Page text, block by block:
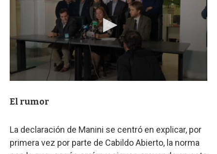
El rumor
La declaración de Manini se centró en explicar, por
primera vez por parte de Cabildo Abierto, la norma